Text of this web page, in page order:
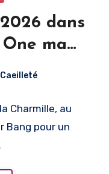
dans
man
Bang
Charmille, au
Bang pour un